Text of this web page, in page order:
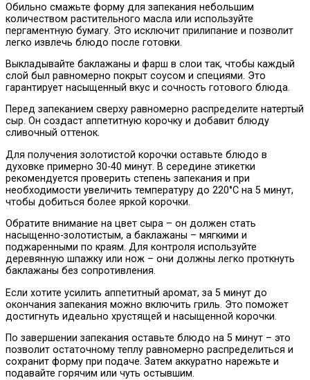
Обильно смажьте форму для запекания небольшим
количеством растительного масла или используйте
пергаментную бумагу. Это исключит прилипание и позволит
легко извлечь блюдо после готовки.
Выкладывайте баклажаны и фарш в слои так, чтобы каждый
слой был равномерно покрыт соусом и специями. Это
гарантирует насыщенный вкус и сочность готового блюда.
Перед запеканием сверху равномерно распределите натертый
сыр. Он создаст аппетитную корочку и добавит блюду
сливочный оттенок.
Для получения золотистой корочки оставьте блюдо в
духовке примерно 30-40 минут. В середине этикетки
рекомендуется проверить степень запекания и при
необходимости увеличить температуру до 220°C на 5 минут,
чтобы добиться более яркой корочки.
Обратите внимание на цвет сыра – он должен стать
насыщенно-золотистым, а баклажаны – мягкими и
поджаренными по краям. Для контроля используйте
деревянную шпажку или нож – они должны легко проткнуть
баклажаны без сопротивления.
Если хотите усилить аппетитный аромат, за 5 минут до
окончания запекания можно включить гриль. Это поможет
достигнуть идеально хрустящей и насыщенной корочки.
По завершении запекания оставьте блюдо на 5 минут – это
позволит остаточному теплу равномерно распределиться и
сохранит форму при подаче. Затем аккуратно нарежьте и
подавайте горячим или чуть остывшим.